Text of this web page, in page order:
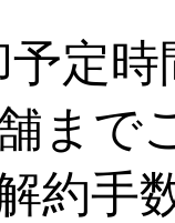
予定
まで
約手